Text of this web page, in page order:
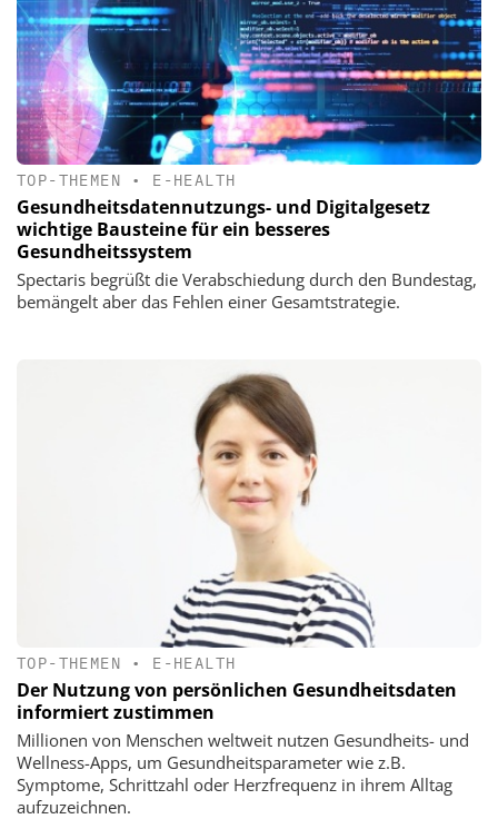
TOP-THEMEN • E-HEALTH
Gesundheitsdatennutzungs- und Digitalgesetz
wichtige Bausteine für ein besseres
Gesundheitssystem
Spectaris begrüßt die Verabschiedung durch den Bundestag,
bemängelt aber das Fehlen einer Gesamtstrategie.
TOP-THEMEN • E-HEALTH
Der Nutzung von persönlichen Gesundheitsdaten
informiert zustimmen
Millionen von Menschen weltweit nutzen Gesundheits- und
Wellness-Apps, um Gesundheitsparameter wie z.B.
Symptome, Schrittzahl oder Herzfrequenz in ihrem Alltag
aufzuzeichnen.